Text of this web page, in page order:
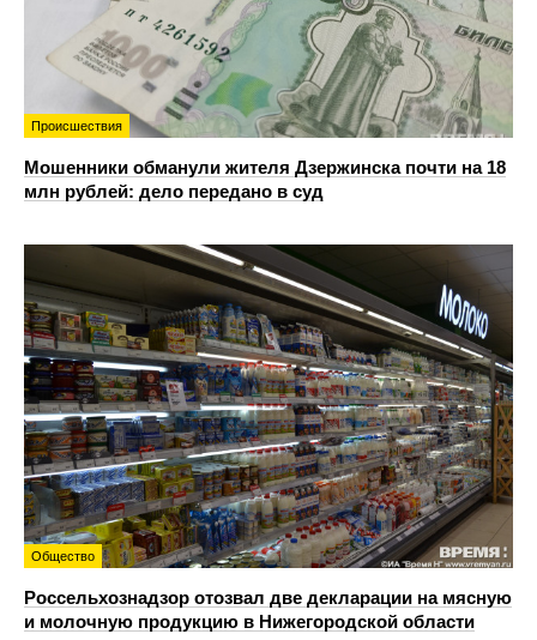
Происшествия
Мошенники обманули жителя Дзержинска почти на 18
млн рублей: дело передано в суд
Общество
Россельхознадзор отозвал две декларации на мясную
и молочную продукцию в Нижегородской области